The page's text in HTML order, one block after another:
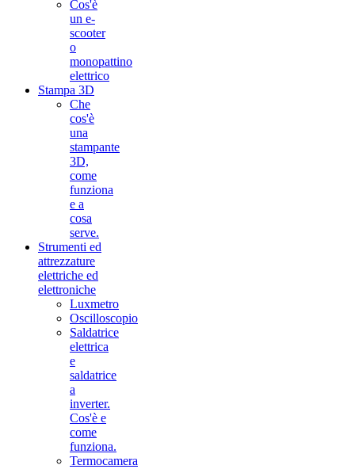
Cos'è
un e-
scooter
o
monopattino
elettrico
Stampa 3D
Che
cos'è
una
stampante
3D,
come
funziona
e a
cosa
serve.
Strumenti ed
attrezzature
elettriche ed
elettroniche
Luxmetro
Oscilloscopio
Saldatrice
elettrica
e
saldatrice
a
inverter.
Cos'è e
come
funziona.
Termocamera